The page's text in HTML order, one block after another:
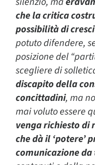
che la critica
possibilità di
potuto difendere,
posizione del
scegliere di
discapito della
concittadini, ma
mai voluto essere
venga richiesto di
che dà il ‘potere’
comunicazione